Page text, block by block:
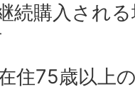
続購入され
住75歳以上